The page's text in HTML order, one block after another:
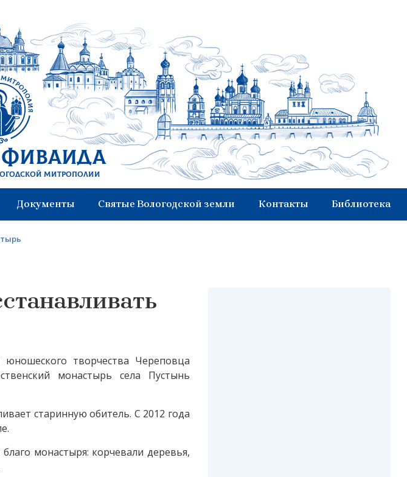
Фиваида
митрополии
Документы Святые Вологодской земли Контакты Библиотека
юношеского творчества Череповца
монастырь села Пустынь
старинную обитель. С 2012 года
монастыря: корчевали деревья,